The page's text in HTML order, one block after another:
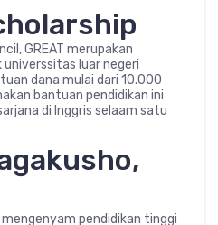
GREAT merupakan
luar negeri
dana mulai dari 10.000
bantuan pendidikan ini
di Inggris selaam satu
pendidikan tinggi